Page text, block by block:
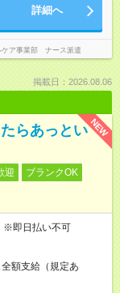
詳細へ
ケア事業部 ナース派遣
掲載日：2026.08.06
NEW
らあっとい
迎
ブランクOK
※即日払い不可
額支給（規定あ